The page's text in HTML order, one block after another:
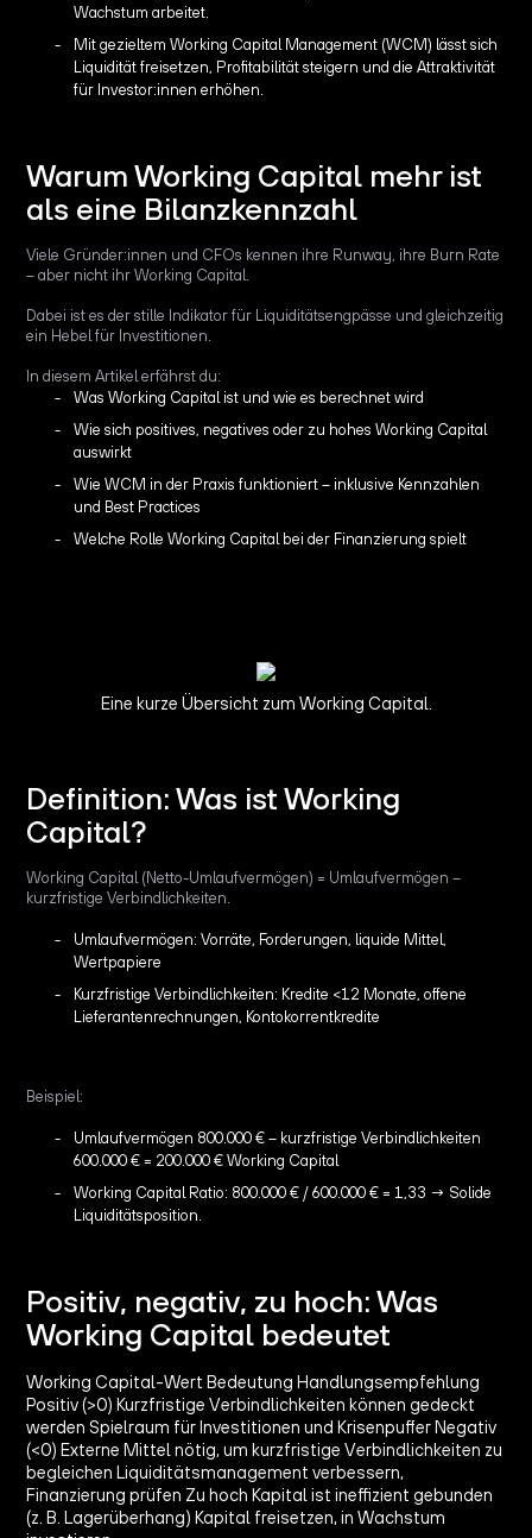
Wachstum arbeitet.
Mit gezieltem Working Capital Management (WCM) lässt sich
Liquidität freisetzen, Profitabilität steigern und die Attraktivität
für Investor:innen erhöhen.
Warum Working Capital mehr ist
als eine Bilanzkennzahl
Viele Gründer:innen und CFOs kennen ihre Runway, ihre Burn Rate
– aber nicht ihr Working Capital.
Dabei ist es der stille Indikator für Liquiditätsengpässe und gleichzeitig
ein Hebel für Investitionen.
In diesem Artikel erfährst du:
Was Working Capital ist und wie es berechnet wird
Wie sich positives, negatives oder zu hohes Working Capital
auswirkt
Wie WCM in der Praxis funktioniert – inklusive Kennzahlen
und Best Practices
Welche Rolle Working Capital bei der Finanzierung spielt
Eine kurze Übersicht zum Working Capital.
Definition: Was ist Working
Capital?
Working Capital (Netto-Umlaufvermögen) = Umlaufvermögen –
kurzfristige Verbindlichkeiten.
Umlaufvermögen: Vorräte, Forderungen, liquide Mittel,
Wertpapiere
Kurzfristige Verbindlichkeiten: Kredite <12 Monate, offene
Lieferantenrechnungen, Kontokorrentkredite
Beispiel:
Umlaufvermögen 800.000 € – kurzfristige Verbindlichkeiten
600.000 € = 200.000 € Working Capital
Working Capital Ratio: 800.000 € / 600.000 € = 1,33 → Solide
Liquiditätsposition.
Positiv, negativ, zu hoch: Was
Working Capital bedeutet
Working Capital-Wert Bedeutung Handlungsempfehlung
Positiv (>0) Kurzfristige Verbindlichkeiten können gedeckt
werden Spielraum für Investitionen und Krisenpuffer Negativ
(<0) Externe Mittel nötig, um kurzfristige Verbindlichkeiten zu
begleichen Liquiditätsmanagement verbessern,
Finanzierung prüfen Zu hoch Kapital ist ineffizient gebunden
(z. B. Lagerüberhang) Kapital freisetzen, in Wachstum